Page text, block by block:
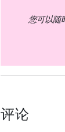
您可以随
评论